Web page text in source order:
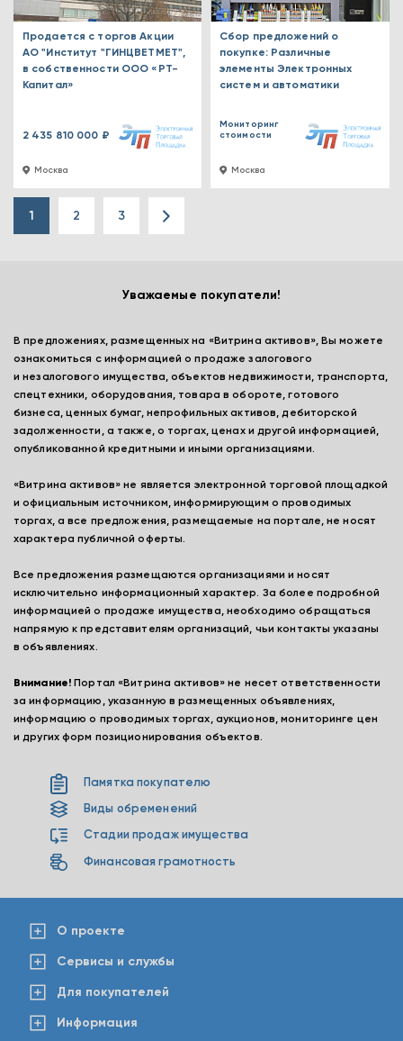
Москва
Продается с торгов Акции
АО "Институт "ГИНЦВЕТМЕТ",
в собственности ООО «РТ-
Капитал»
2 435 810 000 ₽
Москва
Сбор предложений о
покупке: Различные
элементы Электронных
систем и автоматики
Мониторинг
стоимости
1 2 3
Уважаемые покупатели!
В предложениях, размещенных на «Витрина активов», Вы можете
ознакомиться с информацией о продаже залогового
и незалогового имущества, объектов недвижимости, транспорта,
спецтехники, оборудования, товара в обороте, готового
бизнеса, ценных бумаг, непрофильных активов, дебиторской
задолженности, а также, о торгах, ценах и другой информацией,
опубликованной кредитными и иными организациями.
«Витрина активов» не является электронной торговой площадкой
и официальным источником, информирующим о проводимых
торгах, а все предложения, размещаемые на портале, не носят
характера публичной оферты.
Все предложения размещаются организациями и носят
исключительно информационный характер. За более подробной
информацией о продаже имущества, необходимо обращаться
напрямую к представителям организаций, чьи контакты указаны
в объявлениях.
Внимание! Портал «Витрина активов» не несет ответственности
за информацию, указанную в размещенных объявлениях,
информацию о проводимых торгах, аукционов, мониторинге цен
и других форм позиционирования объектов.
Памятка покупателю
Виды обременений
Стадии продаж имущества
Финансовая грамотность
О проекте
Сервисы и службы
Для покупателей
Информация